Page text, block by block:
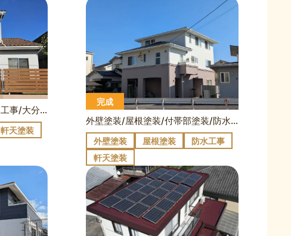
外壁塗装/付帯部塗装/防水工事/大分市松が丘A様邸
軒天塗装
完成
外壁塗装/屋根塗装/付帯部塗装/防水工事/別府市平田町S様邸
外壁塗装 屋根塗装
防水工事
軒天塗装